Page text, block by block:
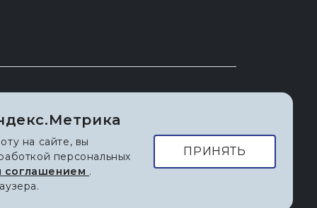
360-101
на сайте, вы
персональных
соглашением .
ПРИНЯТЬ